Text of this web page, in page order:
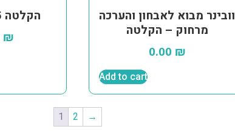
וובינר SDS-5 הקלטה
₪
וובינר מבוא לאבחון והערכה
מרחוק – הקלטה
0.00 ₪
Add to cart
1 2 →